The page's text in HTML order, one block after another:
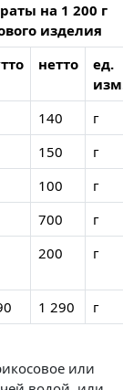
на 1 200 г
изделия
нетто
ед.
140
г
150
г
100
г
700
г
200 г
1 290 г
или